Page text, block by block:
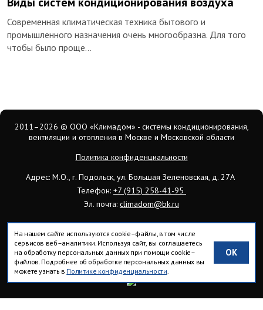
Современная климатическая техника бытового и
промышленного назначения очень многообразна. Для того
чтобы было проще…
2011–2026 © ООО «Климадом» - системы кондиционирования,
вентиляции и отопления в Москве и Московской области
Политика конфиденциальности
Адрес: М.О., г. Подольск, ул. Большая Зеленовская, д. 27А
Телефон: +7 (915) 258-41-95
Эл. почта: climadom@bk.ru
Вся информация на сайте носит исключительно ознакомительный
характер, для уточнения обращайтесь к нашим менеджерам.
На нашем сайте используются cookie–файлы, в том числе
сервисов веб–аналитики. Используя сайт, вы соглашаетесь
на обработку персональных данных при помощи cookie–
файлов. Подробнее об обработке персональных данных вы
можете узнать в Политике конфиденциальности.
OK